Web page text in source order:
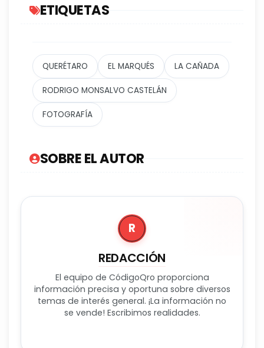
ETIQUETAS
QUERÉTARO EL MARQUÉS LA CAÑADA
RODRIGO MONSALVO CASTELÁN
FOTOGRAFÍA
SOBRE EL AUTOR
R
REDACCIÓN
El equipo de CódigoQro proporciona
información precisa y oportuna sobre diversos
temas de interés general. ¡La información no
se vende! Escribimos realidades.